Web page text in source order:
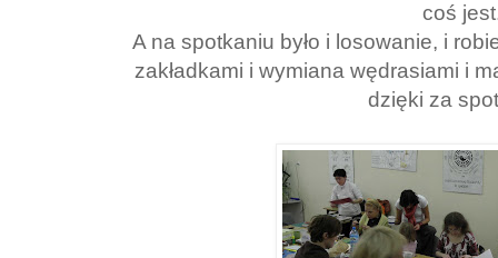
coś
A na spotkaniu było i losowanie, i
zakładkami i wymiana wędrasiami i
dzięki za